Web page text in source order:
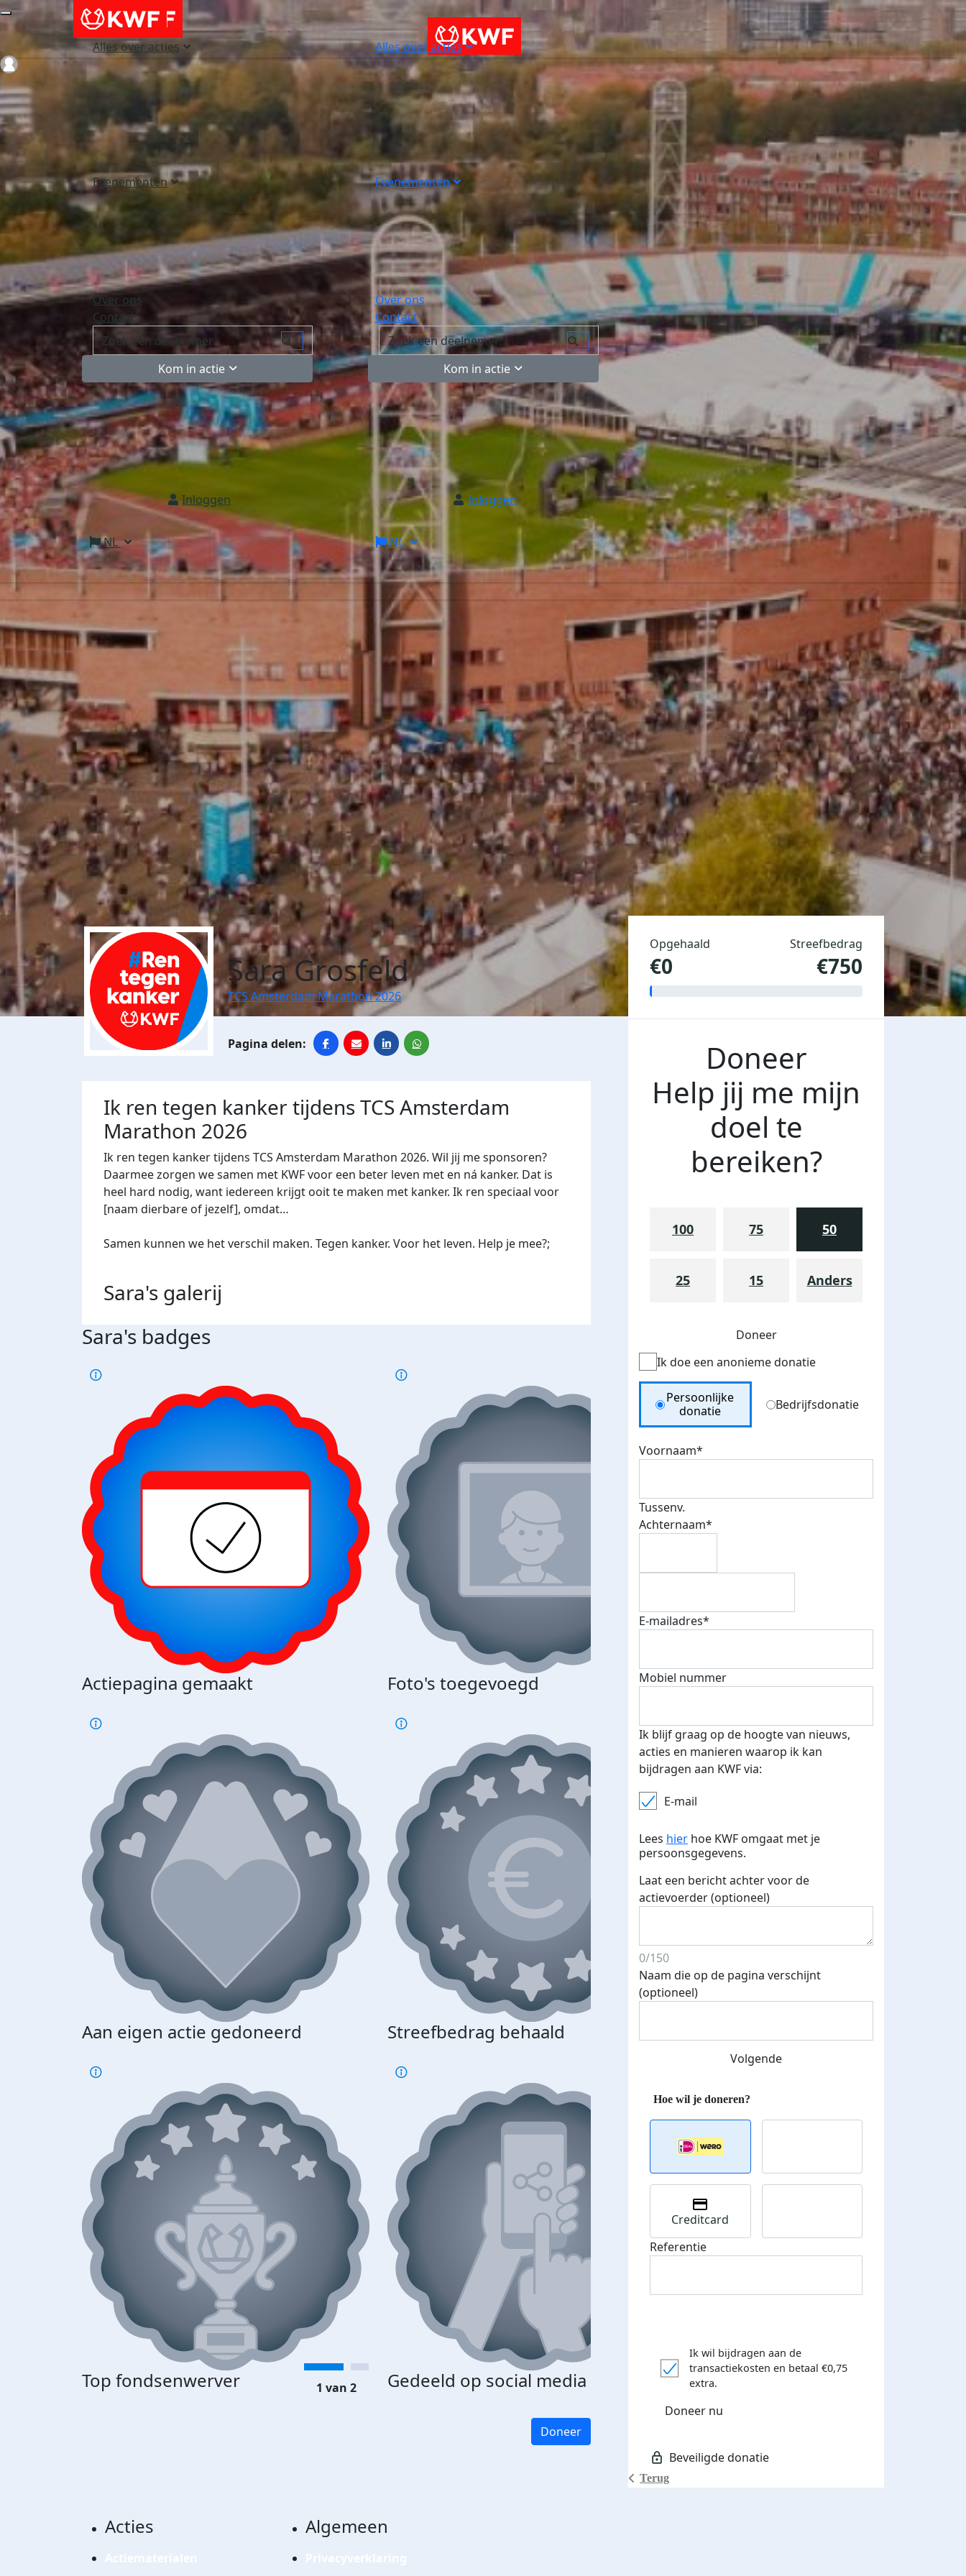
Alles over acties
Evenementen
Over ons
Contact
Kom in actie
Inloggen
NL
Alles over acties
Evenementen
Over ons
Contact
Kom in actie
Inloggen
NL
Login
Sara Grosfeld
TCS Amsterdam Marathon 2026
Ik ren tegen kanker tijdens TCS Amsterdam
Marathon 2026
Ik ren tegen kanker tijdens TCS Amsterdam Marathon 2026. Wil jij me sponsoren?
Daarmee zorgen we samen met KWF voor een beter leven met en ná kanker. Dat is
heel hard nodig, want iedereen krijgt ooit te maken met kanker. Ik ren speciaal voor
[naam dierbare of jezelf], omdat…
Samen kunnen we het verschil maken. Tegen kanker. Voor het leven. Help je mee?;
Sara's galerij
Sara's badges
Actiepagina gemaakt Foto's toegevoegd E-mails verstuurd
Aan eigen actie gedoneerd Streefbedrag behaald
Top fondsenwerver Gedeeld op social media Donateurs bedankt
€500 euro opgehaald: t-shirt
1 van 2
Doneer
Opgehaald
€0
Streefbedrag
€750
Doneer
Help jij me mijn
doel te
bereiken?
100 75 50
25 15 Anders
Doneer
Ik doe een anonieme donatie
Donation Type
Persoonlijke
donatie
Bedrijfsdonatie
Voornaam*
Tussenv.
Achternaam*
E-mailadres*
Mobiel nummer
Ik blijf graag op de hoogte van nieuws,
acties en manieren waarop ik kan
bijdragen aan KWF via:
E-mail
Lees hier hoe KWF omgaat met je
persoonsgegevens.
Laat een bericht achter voor de
actievoerder (optioneel)
0/150
Naam die op de pagina verschijnt
(optioneel)
Volgende
Terug
Creditcard
Referentie
Ik wil bijdragen aan de
transactiekosten en betaal €0,75
extra.
Doneer nu
Acties Algemeen